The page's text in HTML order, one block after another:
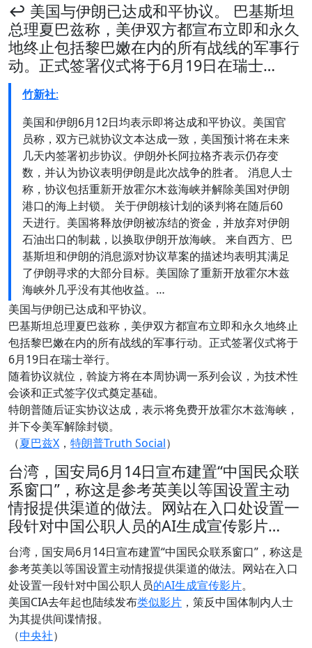
↩️ 美国与伊朗已达成和平协议。 巴基斯坦
总理夏巴兹称，美伊双方都宣布立即和永久
地终止包括黎巴嫩在内的所有战线的军事行
动。正式签署仪式将于6月19日在瑞士…
竹新社:
美国和伊朗6月12日均表示即将达成和平协议。美国官
员称，双方已就协议文本达成一致，美国预计将在未来
几天内签署初步协议。伊朗外长阿拉格齐表示仍存变
数，并认为协议表明伊朗是此次战争的胜者。 消息人士
称，协议包括重新开放霍尔木兹海峡并解除美国对伊朗
港口的海上封锁。 关于伊朗核计划的谈判将在随后60
天进行。美国将释放伊朗被冻结的资金，并放弃对伊朗
石油出口的制裁，以换取伊朗开放海峡。 来自西方、巴
基斯坦和伊朗的消息源对协议草案的描述均表明其满足
了伊朗寻求的大部分目标。美国除了重新开放霍尔木兹
海峡外几乎没有其他收益。…
美国与伊朗已达成和平协议。
巴基斯坦总理夏巴兹称，美伊双方都宣布立即和永久地终止
包括黎巴嫩在内的所有战线的军事行动。正式签署仪式将于
6月19日在瑞士举行。
随着协议就位，斡旋方将在本周协调一系列会议，为技术性
会谈和正式签字仪式奠定基础。
特朗普随后证实协议达成，表示将免费开放霍尔木兹海峡，
并下令美军解除封锁。
（夏巴兹X ， 特朗普Truth Social）
台湾，国安局6月14日宣布建置“中国民众联
系窗口”，称这是参考英美以等国设置主动
情报提供渠道的做法。网站在入口处设置一
段针对中国公职人员的AI生成宣传影片…
台湾，国安局6月14日宣布建置“中国民众联系窗口”，称这是
参考英美以等国设置主动情报提供渠道的做法。网站在入口
处设置一段针对中国公职人员的AI生成宣传影片。
美国CIA去年起也陆续发布类似影片 ，策反中国体制内人士
为其提供间谍情报。
（中央社）